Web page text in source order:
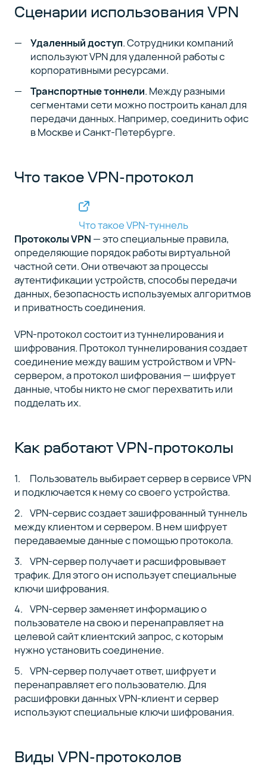
Сценарии использования VPN
Удаленный доступ. Сотрудники компаний
используют VPN для удаленной работы с
корпоративными ресурсами.
Транспортные тоннели. Между разными
сегментами сети можно построить канал для
передачи данных. Например, соединить офис
в Москве и Санкт-Петербурге.
Что такое VPN-протокол
Протоколы VPN — это специальные правила,
определяющие порядок работы виртуальной
частной сети. Они отвечают за процессы
аутентификации устройств, способы передачи
данных, безопасность используемых алгоритмов
и приватность соединения.
Что такое VPN-туннель
VPN-протокол состоит из туннелирования и
шифрования. Протокол туннелирования создает
соединение между вашим устройством и VPN-
сервером, а протокол шифрования — шифрует
данные, чтобы никто не смог перехватить или
подделать их.
Как работают VPN-протоколы
Пользователь выбирает сервер в сервисе VPN
и подключается к нему со своего устройства.
VPN-сервис создает зашифрованный туннель
между клиентом и сервером. В нем шифрует
передаваемые данные с помощью протокола.
VPN-сервер получает и расшифровывает
трафик. Для этого он использует специальные
ключи шифрования.
VPN-сервер заменяет информацию о
пользователе на свою и перенаправляет на
целевой сайт клиентский запрос, с которым
нужно установить соединение.
VPN-сервер получает ответ, шифрует и
перенаправляет его пользователю. Для
расшифровки данных VPN-клиент и сервер
используют специальные ключи шифрования.
Виды VPN-протоколов